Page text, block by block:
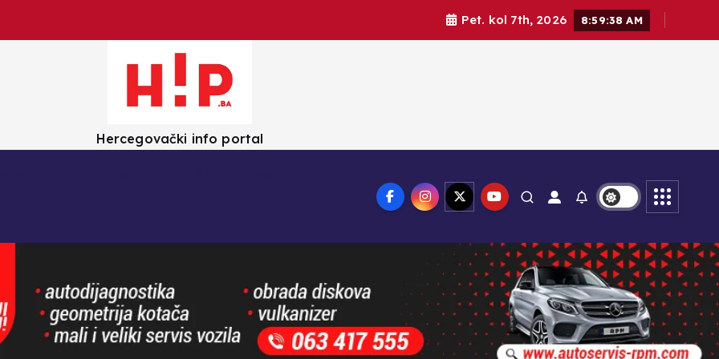
Pet. kol 7th, 2026 8:59:40 AM
Hercegovački info portal